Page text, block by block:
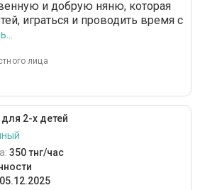
и добрую няню, которая
играться и проводить время с
лица
2-х детей
350 тнг/час
05.12.2025